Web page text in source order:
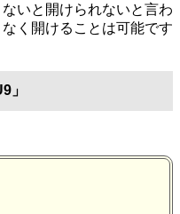
いと開けられないと言わ
く開けることは可能です
」